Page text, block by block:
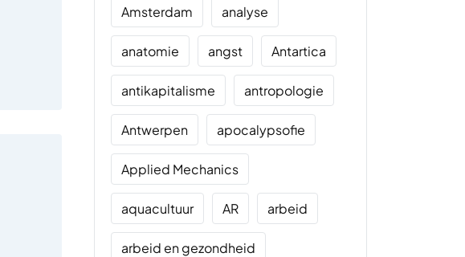
Amsterdam analyse
anatomie angst Antartica
antikapitalisme antropologie
Antwerpen apocalypsofie
Applied Mechanics
aquacultuur AR arbeid
arbeid en gezondheid